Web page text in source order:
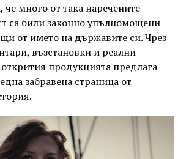
много от така наречените
са били законно упълномощени
от името на държавите си. Чрез
възстановки и реални
продукцията предлага
забравена страница от